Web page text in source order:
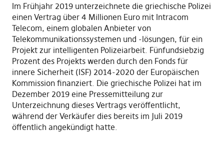
Im Frühjahr 2019 unterzeichnete die griechische Polizei
einen Vertrag über 4 Millionen Euro mit Intracom
Telecom, einem globalen Anbieter von
Telekommunikationssystemen und -lösungen, für ein
Projekt zur intelligenten Polizeiarbeit. Fünfundsiebzig
Prozent des Projekts werden durch den Fonds für
innere Sicherheit (ISF) 2014-2020 der Europäischen
Kommission finanziert. Die griechische Polizei hat im
Dezember 2019 eine Pressemitteilung zur
Unterzeichnung dieses Vertrags veröffentlicht,
während der Verkäufer dies bereits im Juli 2019
öffentlich angekündigt hatte.